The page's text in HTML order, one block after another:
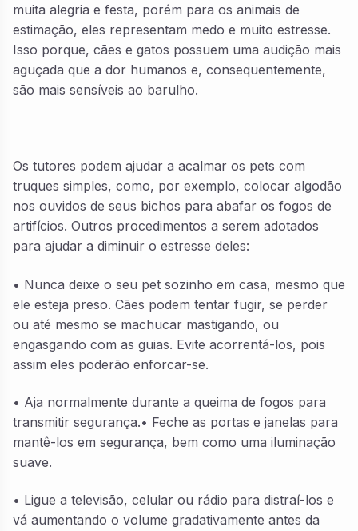
muita alegria e festa, porém para os animais de
estimação, eles representam medo e muito estresse.
Isso porque, cães e gatos possuem uma audição mais
aguçada que a dor humanos e, consequentemente,
são mais sensíveis ao barulho.
Os tutores podem ajudar a acalmar os pets com
truques simples, como, por exemplo, colocar algodão
nos ouvidos de seus bichos para abafar os fogos de
artifícios. Outros procedimentos a serem adotados
para ajudar a diminuir o estresse deles:
• Nunca deixe o seu pet sozinho em casa, mesmo que
ele esteja preso. Cães podem tentar fugir, se perder
ou até mesmo se machucar mastigando, ou
engasgando com as guias. Evite acorrentá-los, pois
assim eles poderão enforcar-se.
• Aja normalmente durante a queima de fogos para
transmitir segurança.• Feche as portas e janelas para
mantê-los em segurança, bem como uma iluminação
suave.
• Ligue a televisão, celular ou rádio para distraí-los e
vá aumentando o volume gradativamente antes da